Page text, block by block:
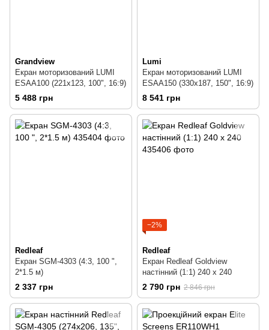
Grandview
Екран моторизований LUMI
ESAA100 (221х123, 100", 16:9)
5 488 грн
Lumi
Екран моторизований LUMI
ESAA150 (330х187, 150", 16:9)
8 541 грн
Redleaf
Екран SGM-4303 (4:3, 100 ",
2*1.5 м)
2 337 грн
−2%
Redleaf
Екран Redleaf Goldview
настінний (1:1) 240 x 240
2 790 грн 2 846 грн